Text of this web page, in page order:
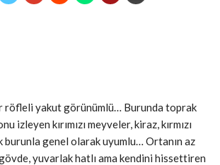
röfleli yakut görünümlü… Burunda toprak
izleyen kırımızı meyveler, kiraz, kırmızı
genel olarak uyumlu… Ortanın az
yuvarlak hatlı ama kendini hissettiren